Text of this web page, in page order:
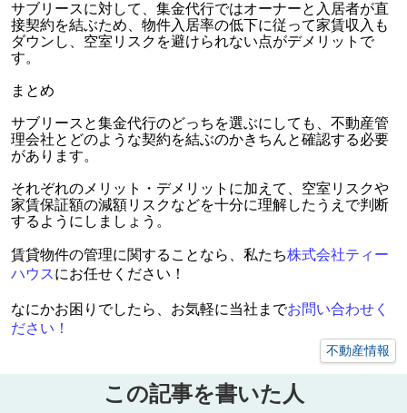
サブリースに対して、集金代行ではオーナーと入居者が直
接契約を結ぶため、物件入居率の低下に従って家賃収入も
ダウンし、空室リスクを避けられない点がデメリットで
す。
まとめ
サブリースと集金代行のどっちを選ぶにしても、不動産管
理会社とどのような契約を結ぶのかきちんと確認する必要
があります。
それぞれのメリット・デメリットに加えて、空室リスクや
家賃保証額の減額リスクなどを十分に理解したうえで判断
するようにしましょう。
賃貸物件の管理に関することなら、私たち株式会社ティー
ハウスにお任せください！
なにかお困りでしたら、お気軽に当社までお問い合わせく
ださい！
不動産情報
この記事を書いた人